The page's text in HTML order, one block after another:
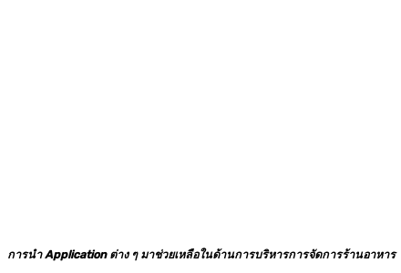
การนำApplication ต่าง ๆ มาช่วยเหลือในด้านการบริหารการจัดการร้านอาหาร